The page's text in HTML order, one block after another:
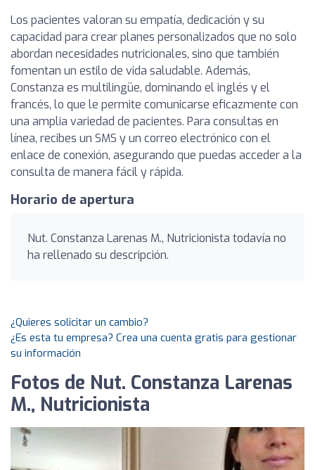
Los pacientes valoran su empatía, dedicación y su
capacidad para crear planes personalizados que no solo
abordan necesidades nutricionales, sino que también
fomentan un estilo de vida saludable. Además,
Constanza es multilingüe, dominando el inglés y el
francés, lo que le permite comunicarse eficazmente con
una amplia variedad de pacientes. Para consultas en
línea, recibes un SMS y un correo electrónico con el
enlace de conexión, asegurando que puedas acceder a la
consulta de manera fácil y rápida.
Horario de apertura
Nut. Constanza Larenas M., Nutricionista todavía no
ha rellenado su descripción.
¿Quieres solicitar un cambio?
¿Es esta tu empresa? Crea una cuenta gratis para gestionar
su información
Fotos de Nut. Constanza Larenas
M., Nutricionista